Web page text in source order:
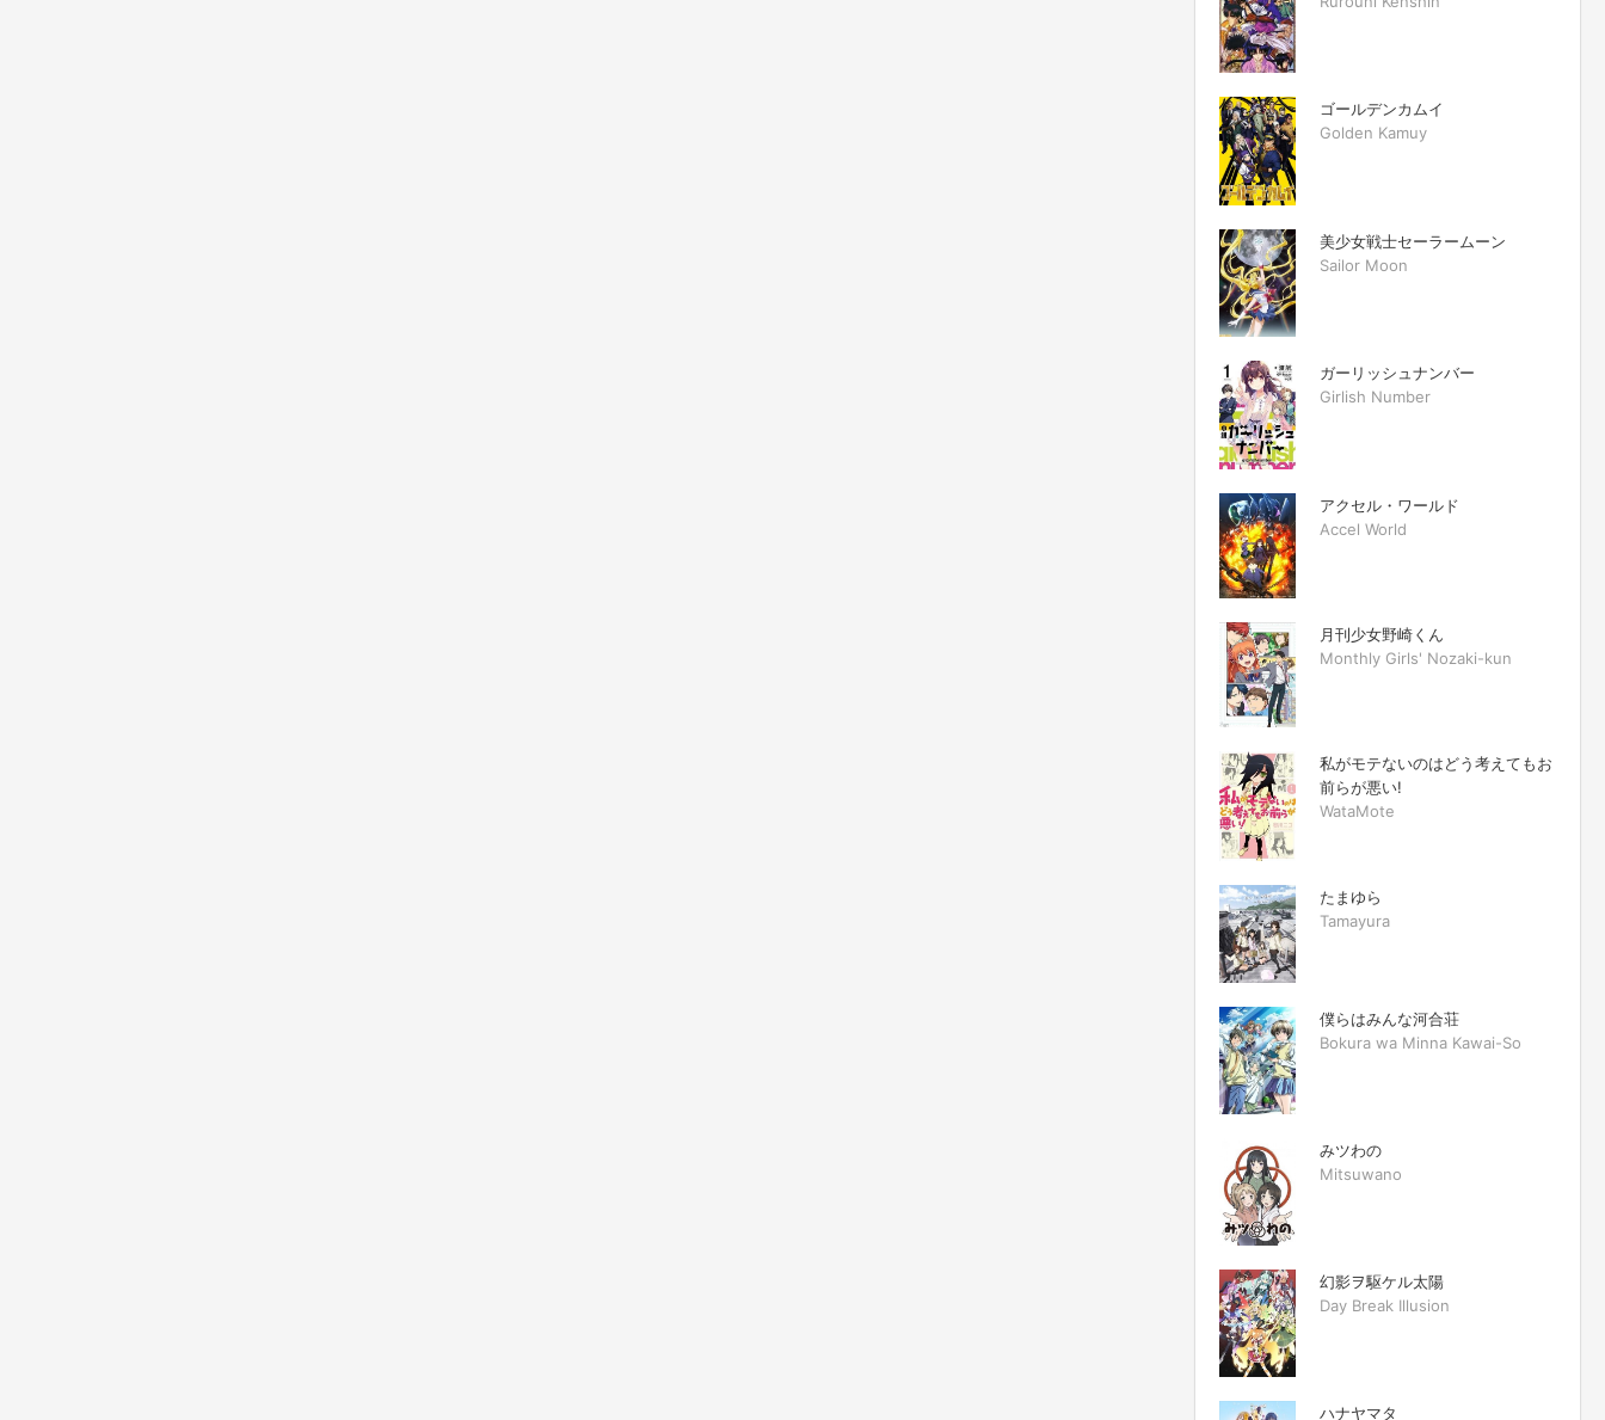
ゴールデンカムイ
Golden Kamuy
美少女戦士セーラームーン
Sailor Moon
ガーリッシュナンバー
Girlish Number
アクセル・ワールド
Accel World
月刊少女野崎くん
Monthly Girls' Nozaki-kun
私がモテないのはどう考えてもお
前らが悪い!
WataMote
たまゆら
Tamayura
僕らはみんな河合荘
Bokura wa Minna Kawai-So
みツわの
Mitsuwano
幻影ヲ駆ケル太陽
Day Break Illusion
ハナヤマタ